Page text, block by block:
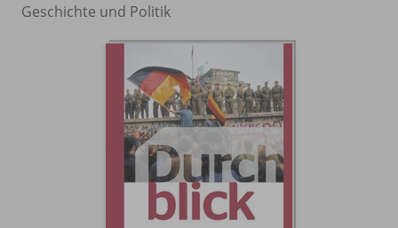
Geschichte und Politik